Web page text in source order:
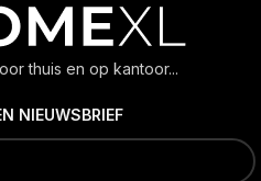
thuis en op kantoor...
NIEUWSBRIEF